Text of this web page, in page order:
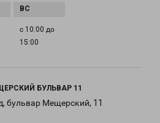
с 10:00 до
15:00
БУЛЬВАР 11
бульвар Мещерский, 11